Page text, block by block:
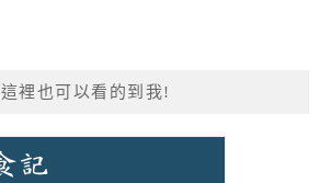
這裡也可以看的到我!